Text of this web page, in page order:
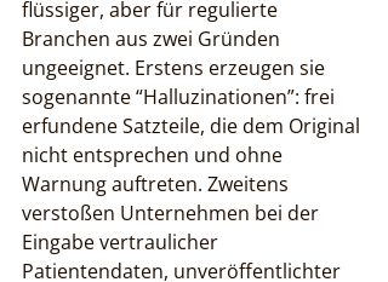
flüssiger, aber für regulierte
Branchen aus zwei Gründen
ungeeignet. Erstens erzeugen sie
sogenannte “Halluzinationen”: frei
erfundene Satzteile, die dem Original
nicht entsprechen und ohne
Warnung auftreten. Zweitens
verstoßen Unternehmen bei der
Eingabe vertraulicher
Patientendaten, unveröffentlichter